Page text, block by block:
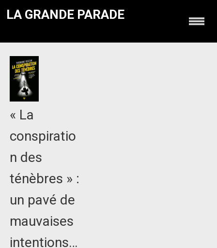
LA GRANDE PARADE
« La
conspiratio
n des
ténèbres » :
un pavé de
mauvaises
intentions…